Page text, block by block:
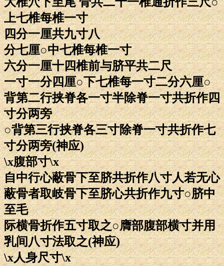
上七椎每椎一寸
四分一厘共九寸八
分七厘○中七椎每椎一寸
六分一厘十四椎前与脐平共二尺
一寸一分四厘○下七椎每一寸二分六厘○
背第二行挟脊各一寸半除脊一寸共折作四
寸分两旁
○背第三行挟脊各三寸除脊一寸共折作七
寸分两旁(神应)
\x腹部寸\x
自中行心蔽骨下至脐共折作八寸人若无心
蔽骨者取岐骨下至脐心共折作九寸○脐中
至毛
际横骨折作五寸取之○膺部腹部横寸并用
乳间八寸法取之(神应)
\x人身尺寸\x